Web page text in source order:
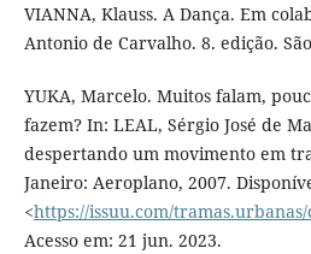
VIANNA, Klauss. A Dança. Em
Antonio de Carvalho. 8. edição.
YUKA, Marcelo. Muitos falam,
fazem? In: LEAL, Sérgio José de
despertando um movimento em
Janeiro: Aeroplano, 2007.
<https://issuu.com/
Acesso em: 21 jun. 2023.